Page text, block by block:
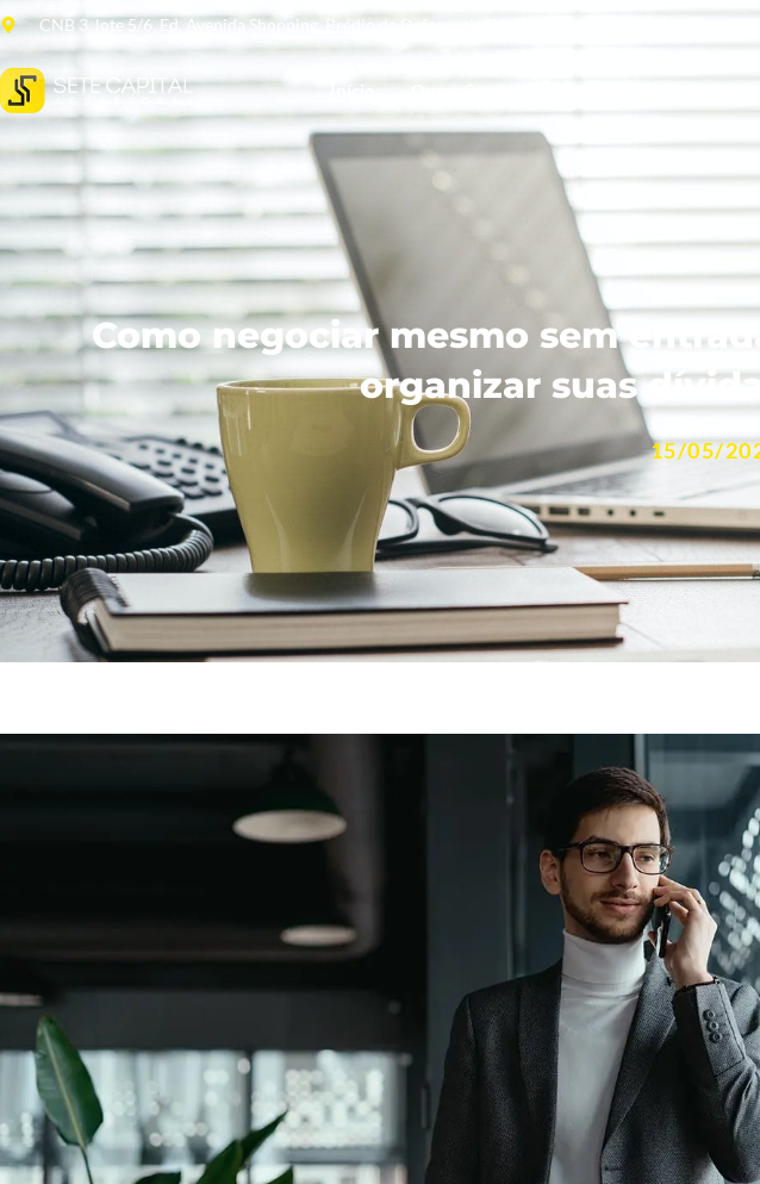
CNB 3, lote 5/6, Ed. Avenida Shopping. Prédio da Defensoria Pública, 4°andar- sala 413, 72115-503
Início
Como negociar mesmo sem
organizar suas
15/05/